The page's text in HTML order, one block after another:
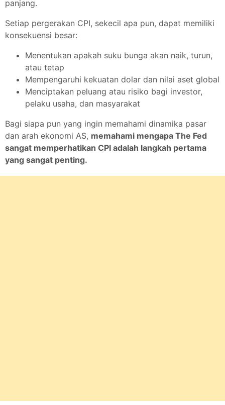
panjang.
Setiap pergerakan CPI, sekecil apa pun, dapat memiliki
konsekuensi besar:
Menentukan apakah suku bunga akan naik, turun,
atau tetap
Mempengaruhi kekuatan dolar dan nilai aset global
Menciptakan peluang atau risiko bagi investor,
pelaku usaha, dan masyarakat
Bagi siapa pun yang ingin memahami dinamika pasar
dan arah ekonomi AS, memahami mengapa The Fed
sangat memperhatikan CPI adalah langkah pertama
yang sangat penting.